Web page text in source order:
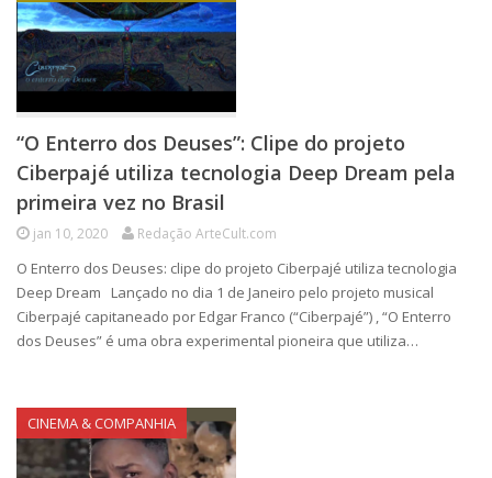
“O Enterro dos Deuses”: Clipe do projeto
Ciberpajé utiliza tecnologia Deep Dream pela
primeira vez no Brasil
jan 10, 2020 Redação ArteCult.com
O Enterro dos Deuses: clipe do projeto Ciberpajé utiliza tecnologia
Deep Dream Lançado no dia 1 de Janeiro pelo projeto musical
Ciberpajé capitaneado por Edgar Franco (“Ciberpajé”) , “O Enterro
dos Deuses” é uma obra experimental pioneira que utiliza…
CINEMA & COMPANHIA